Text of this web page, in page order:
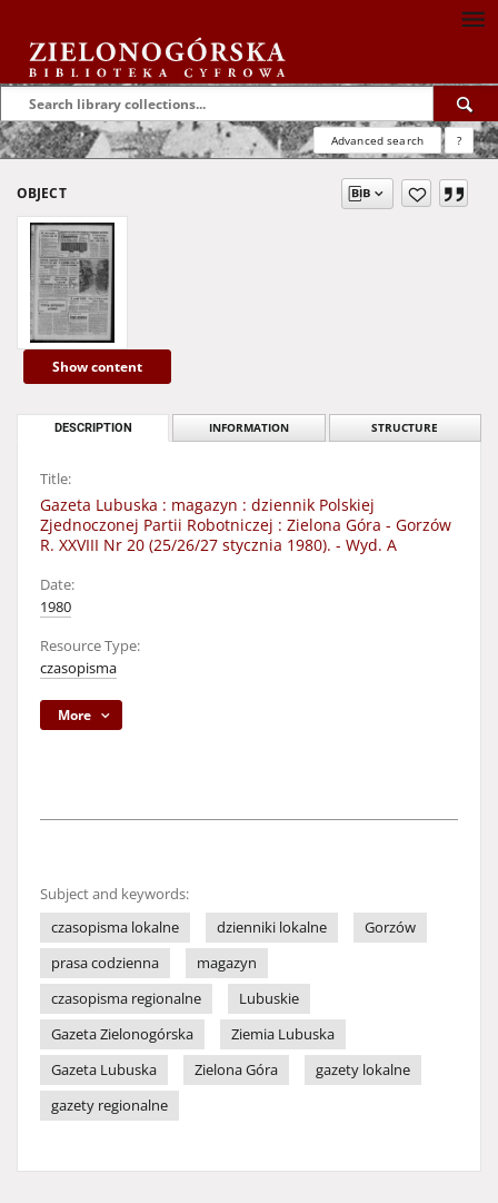
Advanced search ?
OBJECT
Show content
DESCRIPTION INFORMATION STRUCTURE
Title:
Gazeta Lubuska : magazyn : dziennik Polskiej
Zjednoczonej Partii Robotniczej : Zielona Góra - Gorzów
R. XXVIII Nr 20 (25/26/27 stycznia 1980). - Wyd. A
Date:
1980
Resource Type:
czasopisma
More
Subject and keywords:
czasopisma lokalne
dzienniki lokalne
Gorzów
prasa codzienna
magazyn
czasopisma regionalne
Lubuskie
Gazeta Zielonogórska
Ziemia Lubuska
Gazeta Lubuska
Zielona Góra
gazety lokalne
gazety regionalne